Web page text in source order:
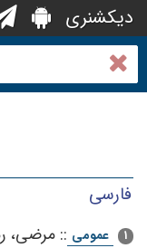
دیکشنری
فارسی
1 عمومی :: مرضی‌،